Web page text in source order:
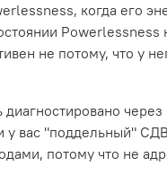
когда его
не потому, что у
у вас "поддельный"
потому что не